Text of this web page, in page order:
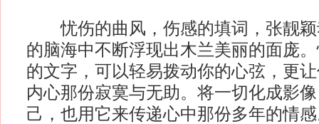
忧伤的曲风，伤感的填词，张靓颖
的脑海中不断浮现出木兰美丽的面庞
的文字，可以轻易拨动你的心弦，更
内心那份寂寞与无助。将一切化成影
己，也用它来传递心中那份多年的情